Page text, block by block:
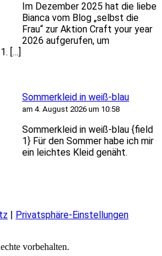
Im Dezember 2025 hat die liebe
Bianca vom Blog „selbst die
Frau“ zur Aktion Craft your year
2026 aufgerufen, um
[…]
Sommerkleid in weiß-blau
am 4. August 2026 um 10:58
Sommerkleid in weiß-blau {field
1} Für den Sommer habe ich mir
ein leichtes Kleid genäht.
| Privatsphäre-Einstellungen
vorbehalten.